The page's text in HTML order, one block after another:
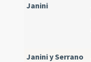
Janini
Janini y Serrano